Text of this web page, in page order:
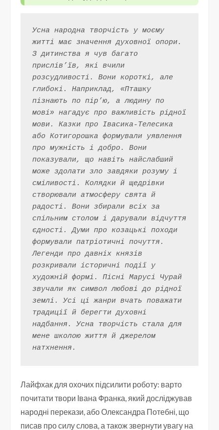
Усна народна творчість у моєму
житті має значення духовної опори.
З дитинства я чув багато
прислів’їв, які вчили
розсудливості. Вони короткі, але
глибокі. Наприклад, «Пташку
пізнають по пір’ю, а людину по
мові» нагадує про важливість рідної
мови. Казки про Івасика-Телесика
або Котигорошка формували уявлення
про мужність і добро. Вони
показували, що навіть найслабший
може здолати зло завдяки розуму і
сміливості. Колядки й щедрівки
створювали атмосферу свята й
радості. Вони збирали всіх за
спільним столом і дарували відчуття
єдності. Думи про козацькі походи
формували патріотичні почуття.
Легенди про давніх князів
розкривали історичні події у
художній формі. Пісні Марусі Чурай
звучали як символ любові до рідної
землі. Усі ці жанри вчать поважати
традиції й берегти духовні
надбання. Усна творчість стала для
мене школою життя й джерелом
натхнення.
Лайфхак для охочих підсилити роботу: варто
почитати твори Івана Франка, який досліджував
народні перекази, або Олександра Потебні, що
писав про силу слова, а також звернути увагу на